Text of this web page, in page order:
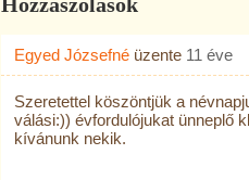
Egyed Józsefné üzente 11 éve
Szeretettel köszöntjük a
válási:)) évfordulójukat ünneplő
kívánunk nekik.